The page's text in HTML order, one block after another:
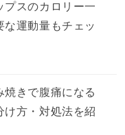
プスのカロリー一
な運動量もチェッ
焼きで腹痛になる
け方・対処法を紹